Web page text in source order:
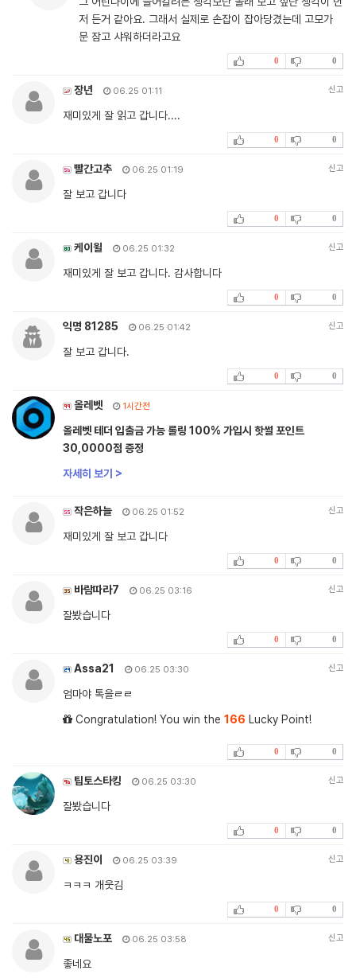
저 든거 같아요. 그래서 실제로 손잡이 잡아당겼는데 고모가
문 잠고 샤워하더라고요
0 0
장년 06.25 01:11 신고
재미있게 잘 읽고 갑니다....
0 0
빨간고추 06.25 01:19 신고
잘 보고 갑니다
0 0
케이윌 06.25 01:32 신고
재미있게 잘 보고 갑니다. 감사합니다
0 0
익명 81285 06.25 01:42 신고
잘 보고 갑니다.
0 0
올레벳 1시간전
올레벳 테더 입출금 가능 롤링 100% 가입시 핫썰 포인트
30,0000점 증정
자세히 보기 >
작은하늘 06.25 01:52 신고
재미있게 잘 보고 갑니다
0 0
바람따라7 06.25 03:16 신고
잘봤습니다
0 0
Assa21 06.25 03:30 신고
엄마야 톡을ㄹㄹ
Congratulation! You win the 166 Lucky Point!
0 0
팁토스타킹 06.25 03:30 신고
잘봤습니다
0 0
용진이 06.25 03:39 신고
ㅋㅋㅋ 개웃김
0 0
대물노포 06.25 03:58 신고
좋네요